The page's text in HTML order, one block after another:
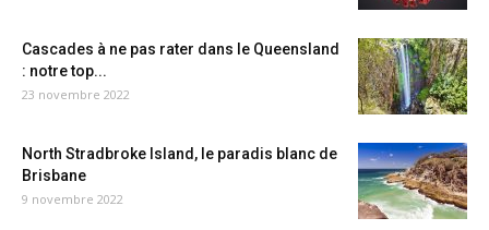
Cascades à ne pas rater dans le Queensland
: notre top...
23 novembre 2022
North Stradbroke Island, le paradis blanc de
Brisbane
9 novembre 2022